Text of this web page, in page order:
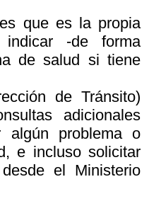
que es la propia
-de forma
de salud si tiene
de Tránsito)
adicionales
algún problema o
e incluso solicitar
el Ministerio